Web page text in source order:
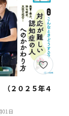
２０２５年４
01日